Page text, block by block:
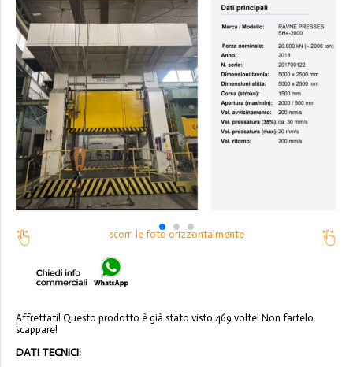
scorri le foto orizzontalmente
Affrettati! Questo prodotto è già stato visto 469 volte! Non fartelo
scappare!
DATI TECNICI: